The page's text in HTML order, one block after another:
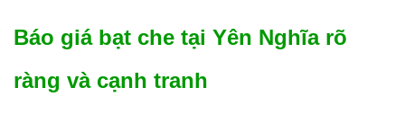
Báo giá bạt che tại Yên Nghĩa rõ
ràng và cạnh tranh